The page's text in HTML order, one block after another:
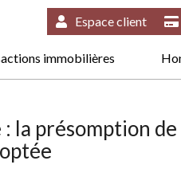
immobilières
Espace client
la présomption